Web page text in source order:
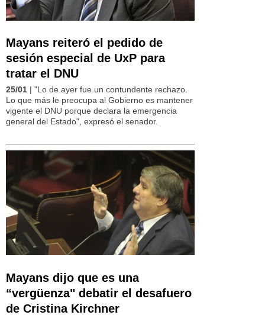
Mayans reiteró el pedido de
sesión especial de UxP para
tratar el DNU
25/01 | "Lo de ayer fue un contundente rechazo.
Lo que más le preocupa al Gobierno es mantener
vigente el DNU porque declara la emergencia
general del Estado", expresó el senador.
Mayans dijo que es una
“vergüenza" debatir el desafuero
de Cristina Kirchner